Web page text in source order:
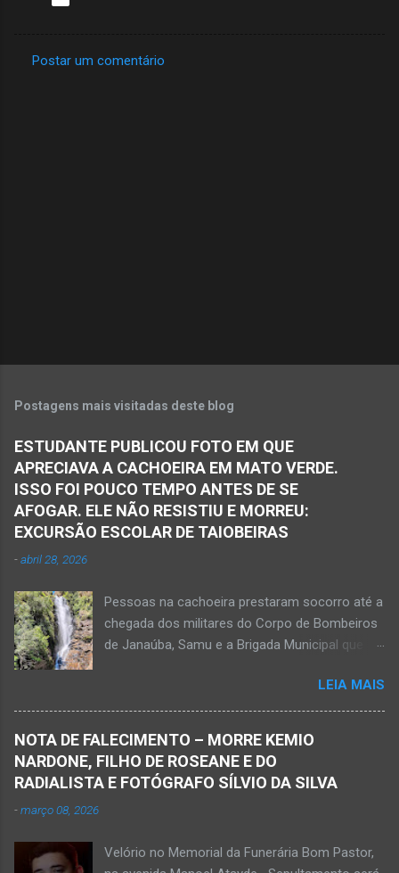
Postar um comentário
Postagens mais visitadas deste blog
ESTUDANTE PUBLICOU FOTO EM QUE
APRECIAVA A CACHOEIRA EM MATO VERDE.
ISSO FOI POUCO TEMPO ANTES DE SE
AFOGAR. ELE NÃO RESISTIU E MORREU:
EXCURSÃO ESCOLAR DE TAIOBEIRAS
-abril 28, 2026
Pessoas na cachoeira prestaram socorro até a
chegada dos militares do Corpo de Bombeiros
de Janaúba, Samu e a Brigada Municipal que
resistiu e foi a óbito Foto álbum pessoal Kauan
Pereira Alves publicou em sua rede social a
foto em que apreciava a Cachoeira Maria Rosa,
em Mato Verde, pouco tempo antes de se
afogar e depois vir a óbito nesta terça-feira, dia
socorrem estudante que se afogou em
LEIA MAIS
NOTA DE FALECIMENTO – MORRE KEMIO
NARDONE, FILHO DE ROSEANE E DO
RADIALISTA E FOTÓGRAFO SÍLVIO DA SILVA
-março 08, 2026
Velório no Memorial da Funerária Bom Pastor,